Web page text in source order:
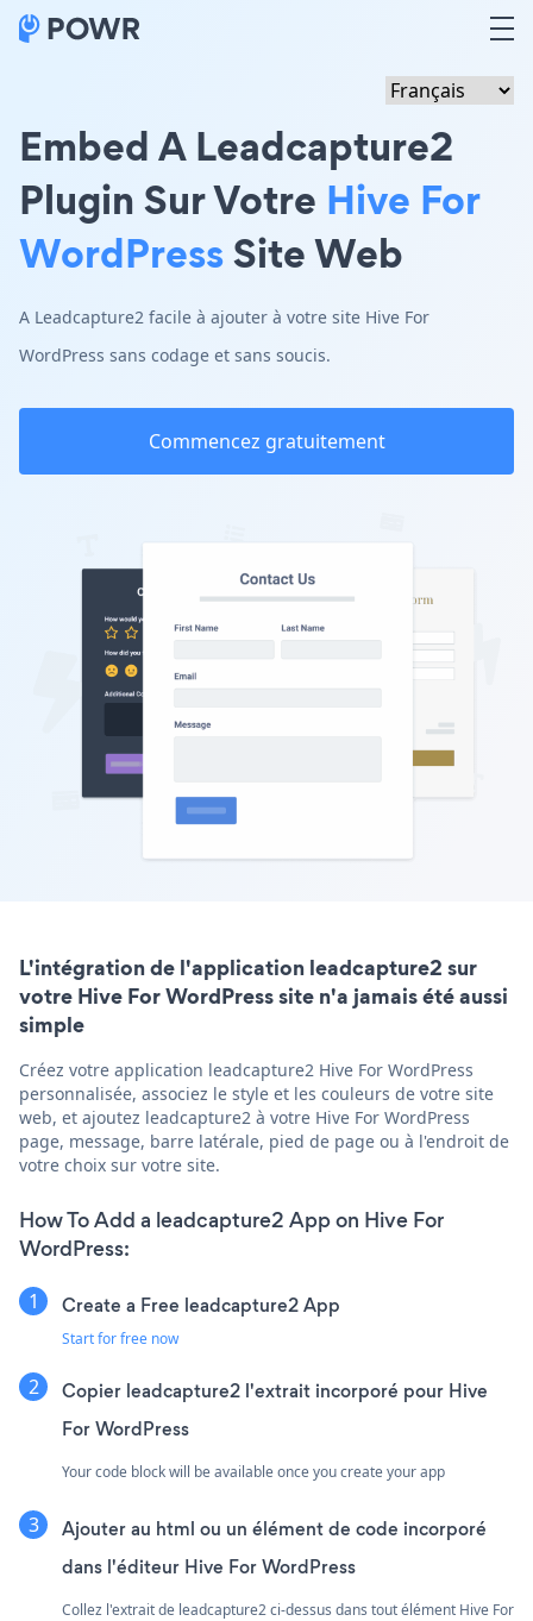
Embed A Leadcapture2
Plugin Sur Votre Hive For
WordPressSite Web
A Leadcapture2 facile à ajouter à votre site Hive For
WordPress sans codage et sans soucis.
Commencez gratuitement
L'intégration de l'application leadcapture2 sur
votre Hive For WordPress site n'a jamais été aussi
simple
Créez votre application leadcapture2 Hive For WordPress
personnalisée, associez le style et les couleurs de votre site
web, et ajoutez leadcapture2 à votre Hive For WordPress
page, message, barre latérale, pied de page ou à l'endroit de
votre choix sur votre site.
How To Add a leadcapture2 App on Hive For
WordPress:
Create a Free leadcapture2 App
Start for free now
Copier leadcapture2 l'extrait incorporé pour Hive
For WordPress
Your code block will be available once you create your app
Ajouter au html ou un élément de code incorporé
dans l'éditeur Hive For WordPress
Collez l'extrait de leadcapture2 ci-dessus dans tout élément Hive For